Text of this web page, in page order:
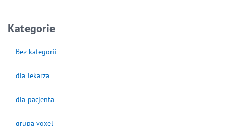
Kategorie
Bez kategorii
dla lekarza
dla pacjenta
grupa voxel